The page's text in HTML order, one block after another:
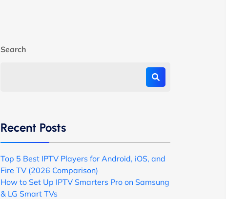
Search
Recent Posts
Top 5 Best IPTV Players for Android, iOS, and
Fire TV (2026 Comparison)
How to Set Up IPTV Smarters Pro on Samsung
& LG Smart TVs